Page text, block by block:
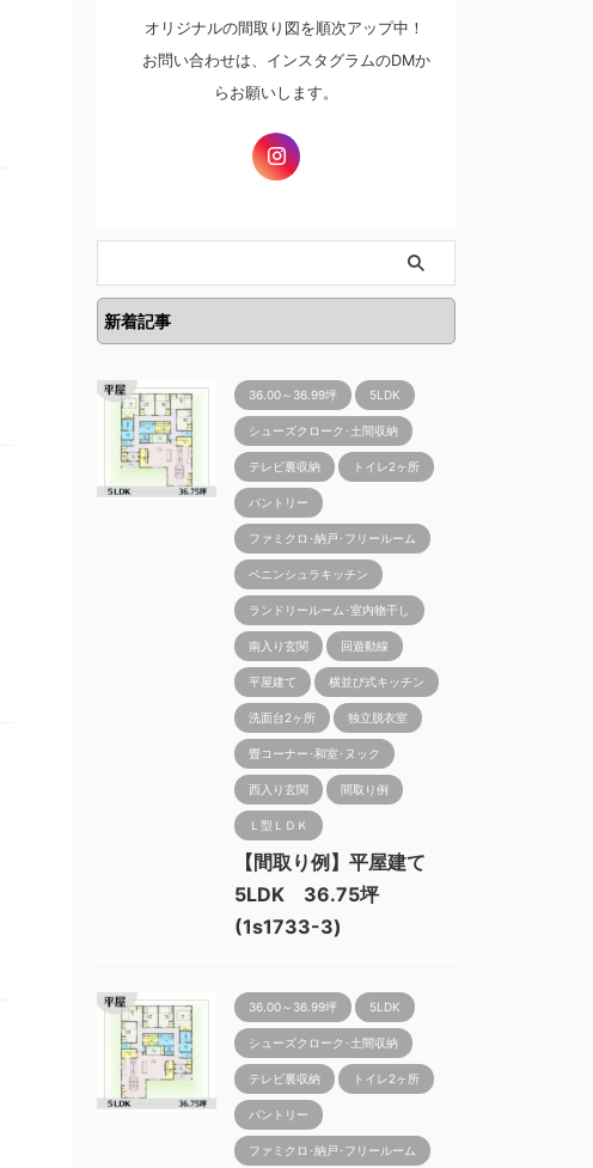
オリジナルの間取り図を順次アップ中！
お問い合わせは、インスタグラムのDMか
らお願いします。
新着記事
36.00～36.99坪 5LDK
シューズクローク･土間収納
テレビ裏収納 トイレ2ヶ所
パントリー
ファミクロ･納戸･フリールーム
ペニンシュラキッチン
ランドリールーム･室内物干し
南入り玄関 回遊動線
平屋建て 横並び式キッチン
洗面台2ヶ所 独立脱衣室
畳コーナー･和室･ヌック
西入り玄関 間取り例
Ｌ型ＬＤＫ
【間取り例】平屋建て
5LDK 36.75坪
(1s1733-3)
36.00～36.99坪 5LDK
シューズクローク･土間収納
テレビ裏収納 トイレ2ヶ所
パントリー
ファミクロ･納戸･フリールーム